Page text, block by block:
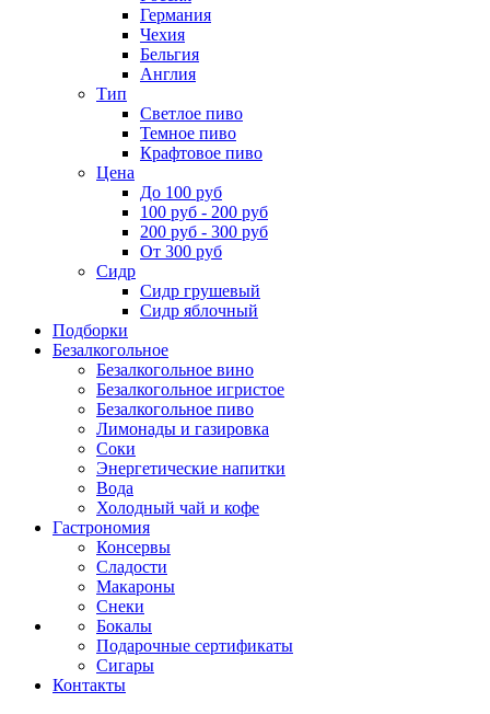
Германия
Чехия
Бельгия
Англия
Тип
Светлое пиво
Темное пиво
Крафтовое пиво
Цена
До 100 руб
100 руб - 200 руб
200 руб - 300 руб
От 300 руб
Сидр
Сидр грушевый
Сидр яблочный
Подборки
Безалкогольное
Безалкогольное вино
Безалкогольное игристое
Безалкогольное пиво
Лимонады и газировка
Соки
Энергетические напитки
Вода
Холодный чай и кофе
Гастрономия
Консервы
Сладости
Макароны
Снеки
Бокалы
Подарочные сертификаты
Сигары
Контакты